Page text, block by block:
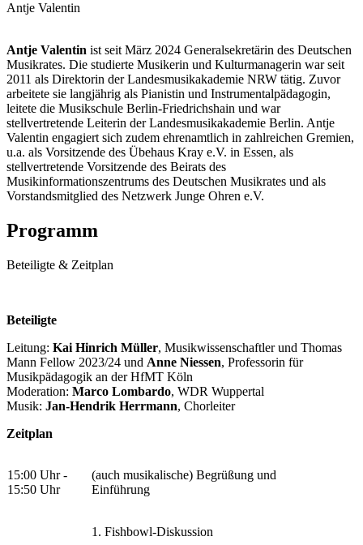
Antje Valentin
Antje Valentin ist seit März 2024 Generalsekretärin des Deutschen
Musikrates. Die studierte Musikerin und Kulturmanagerin war seit
2011 als Direktorin der Landesmusikakademie NRW tätig. Zuvor
arbeitete sie langjährig als Pianistin und Instrumentalpädagogin,
leitete die Musikschule Berlin-Friedrichshain und war
stellvertretende Leiterin der Landesmusikakademie Berlin. Antje
Valentin engagiert sich zudem ehrenamtlich in zahlreichen Gremien,
u.a. als Vorsitzende des Übehaus Kray e.V. in Essen, als
stellvertretende Vorsitzende des Beirats des
Musikinformationszentrums des Deutschen Musikrates und als
Vorstandsmitglied des Netzwerk Junge Ohren e.V.
Programm
Beteiligte & Zeitplan
Beteiligte
Leitung: Kai Hinrich Müller, Musikwissenschaftler und Thomas
Mann Fellow 2023/24 und Anne Niessen, Professorin für
Musikpädagogik an der HfMT Köln
Moderation: Marco Lombardo, WDR Wuppertal
Musik: Jan-Hendrik Herrmann, Chorleiter
Zeitplan
15:00 Uhr -
15:50 Uhr
(auch musikalische) Begrüßung und
Einführung
1. Fishbowl-Diskussion